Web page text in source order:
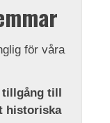
för våra
tillgång till
historiska